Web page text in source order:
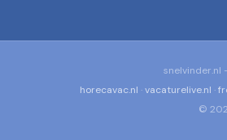
snelvinder.nl
horecavac.nl ·vacaturelive.nl ·
©